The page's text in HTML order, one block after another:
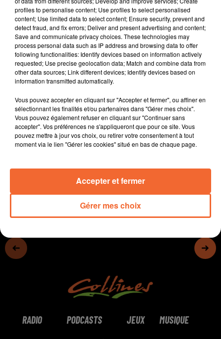
L'info près de chez vous
Présenté par Fabien Gazeau
- Un nouvel accident mortel sur la N149 à Amailloux.
- Jérome Mérignac ne démissionnera pas de la
présidence de Cholet basket, en pleine zone de
turbulences
- Coralie Desnoues veut instaurer le dialogue avec les
Deux-Sèvriens.
- L'Agglo2B doit faire face à des contraintes
budgétaires. La hausse de la fiscalité est à l'étude.
- A Thouars la ludothèque Planète Jeux lance son
marathon de Noël...
0:00 14 min 7 sec
RADIO PODCASTS JEUX MUSIQUE
profiles to personalise content; Use profiles to select personalised
content; Use limited data to select content; Ensure security, prevent and
detect fraud, and fix errors; Deliver and present advertising and content;
Save and communicate privacy choices. These technologies may
process personal data such as IP address and browsing data to offer
following functionalities: Identify devices based on information actively
requested; Use precise geolocation data; Match and combine data from
other data sources; Link different devices; Identify devices based on
information transmitted automatically.
Vous pouvez accepter en cliquant sur "Accepter et fermer", ou affiner en
sélectionnant les finalités et/ou partenaires dans "Gérer mes choix".
Vous pouvez également refuser en cliquant sur "Continuer sans
accepter". Vos préférences ne s'appliqueront que pour ce site. Vous
pouvez mettre à jour vos choix, ou retirer votre consentement à tout
moment via le lien "Gérer les cookies" situé en bas de chaque page.
Gérer mes choix
Accepter et fermer